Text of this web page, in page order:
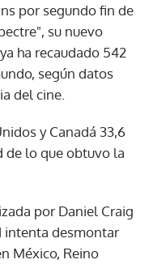
por segundo fin de
su nuevo
ha recaudado 542
según datos
del cine.
y Canadá 33,6
de lo que obtuvo la
por Daniel Craig
intenta desmontar
México, Reino